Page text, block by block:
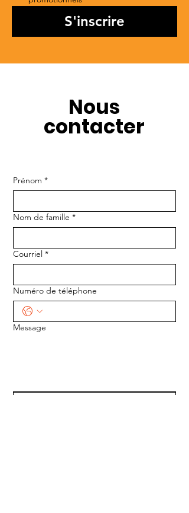
S'inscrire
Nous
contacter
Prénom *
Nom de famille *
Courriel *
Numéro de téléphone
Message